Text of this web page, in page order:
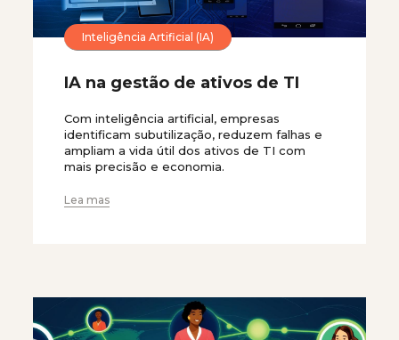
Inteligência Artificial (IA)
IA na gestão de ativos de TI
Com inteligência artificial, empresas
identificam subutilização, reduzem falhas e
ampliam a vida útil dos ativos de TI com
mais precisão e economia.
Lea mas